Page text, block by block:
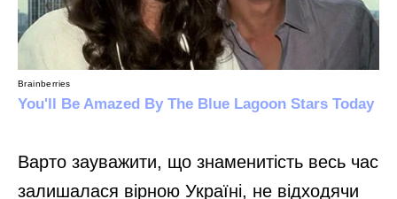
Варто зауважити, що знаменитість весь час
залишалася вірною Україні, не відходячи